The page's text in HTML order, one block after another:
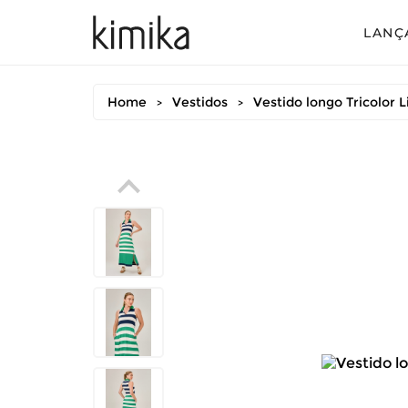
Home > Vestidos > Vestido longo Tricolor